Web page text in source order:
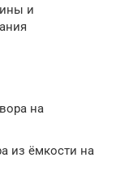
и
на
из ёмкости на